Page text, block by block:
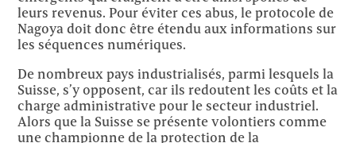
leurs revenus. Pour éviter ces abus, le protocole de
Nagoya doit donc être étendu aux informations sur
les séquences numériques.
De nombreux pays industrialisés, parmi lesquels la
Suisse, s’y opposent, car ils redoutent les coûts et la
charge administrative pour le secteur industriel.
Alors que la Suisse se présente volontiers comme
une championne de la protection de la